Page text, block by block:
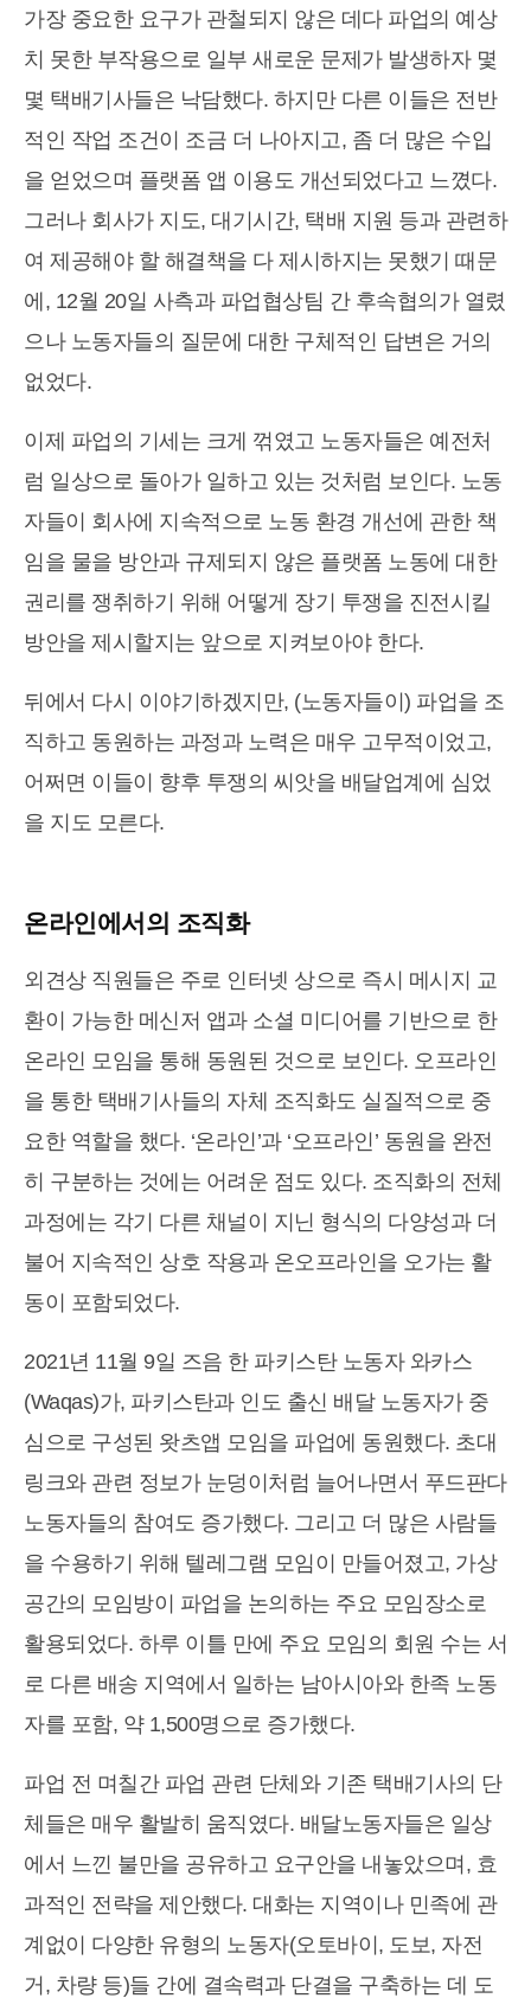
가장 중요한 요구가 관철되지 않은 데다 파업의 예상
치 못한 부작용으로 일부 새로운 문제가 발생하자 몇
몇 택배기사들은 낙담했다. 하지만 다른 이들은 전반
적인 작업 조건이 조금 더 나아지고, 좀 더 많은 수입
을 얻었으며 플랫폼 앱 이용도 개선되었다고 느꼈다.
그러나 회사가 지도, 대기시간, 택배 지원 등과 관련하
여 제공해야 할 해결책을 다 제시하지는 못했기 때문
에, 12월 20일 사측과 파업협상팀 간 후속협의가 열렸
으나 노동자들의 질문에 대한 구체적인 답변은 거의
없었다.
이제 파업의 기세는 크게 꺾였고 노동자들은 예전처
럼 일상으로 돌아가 일하고 있는 것처럼 보인다. 노동
자들이 회사에 지속적으로 노동 환경 개선에 관한 책
임을 물을 방안과 규제되지 않은 플랫폼 노동에 대한
권리를 쟁취하기 위해 어떻게 장기 투쟁을 진전시킬
방안을 제시할지는 앞으로 지켜보아야 한다.
뒤에서 다시 이야기하겠지만, (노동자들이) 파업을 조
직하고 동원하는 과정과 노력은 매우 고무적이었고,
어쩌면 이들이 향후 투쟁의 씨앗을 배달업계에 심었
을 지도 모른다.
온라인에서의 조직화
외견상 직원들은 주로 인터넷 상으로 즉시 메시지 교
환이 가능한 메신저 앱과 소셜 미디어를 기반으로 한
온라인 모임을 통해 동원된 것으로 보인다. 오프라인
을 통한 택배기사들의 자체 조직화도 실질적으로 중
요한 역할을 했다. ‘온라인’과 ‘오프라인’ 동원을 완전
히 구분하는 것에는 어려운 점도 있다. 조직화의 전체
과정에는 각기 다른 채널이 지닌 형식의 다양성과 더
불어 지속적인 상호 작용과 온오프라인을 오가는 활
동이 포함되었다.
2021년 11월 9일 즈음 한 파키스탄 노동자 와카스
(Waqas)가, 파키스탄과 인도 출신 배달 노동자가 중
심으로 구성된 왓츠앱 모임을 파업에 동원했다. 초대
링크와 관련 정보가 눈덩이처럼 늘어나면서 푸드판다
노동자들의 참여도 증가했다. 그리고 더 많은 사람들
을 수용하기 위해 텔레그램 모임이 만들어졌고, 가상
공간의 모임방이 파업을 논의하는 주요 모임장소로
활용되었다. 하루 이틀 만에 주요 모임의 회원 수는 서
로 다른 배송 지역에서 일하는 남아시아와 한족 노동
자를 포함, 약 1,500명으로 증가했다.
파업 전 며칠간 파업 관련 단체와 기존 택배기사의 단
체들은 매우 활발히 움직였다. 배달노동자들은 일상
에서 느낀 불만을 공유하고 요구안을 내놓았으며, 효
과적인 전략을 제안했다. 대화는 지역이나 민족에 관
계없이 다양한 유형의 노동자(오토바이, 도보, 자전
거, 차량 등)들 간에 결속력과 단결을 구축하는 데 도